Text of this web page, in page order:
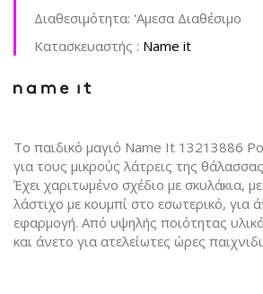
Διαθεσιμότητα: 'Aμεσα Διαθέσιμο
Kατασκευαστής : Name it
Το παιδικό μαγιό Name It 13213886
για τους μικρούς λάτρεις της
Έχει χαριτωμένο σχέδιο με σκυλάκια,
λάστιχο με κουμπί στο εσωτερικό, για
εφαρμογή. Από υψηλής ποιότητας
και άνετο για ατελείωτες ώρες